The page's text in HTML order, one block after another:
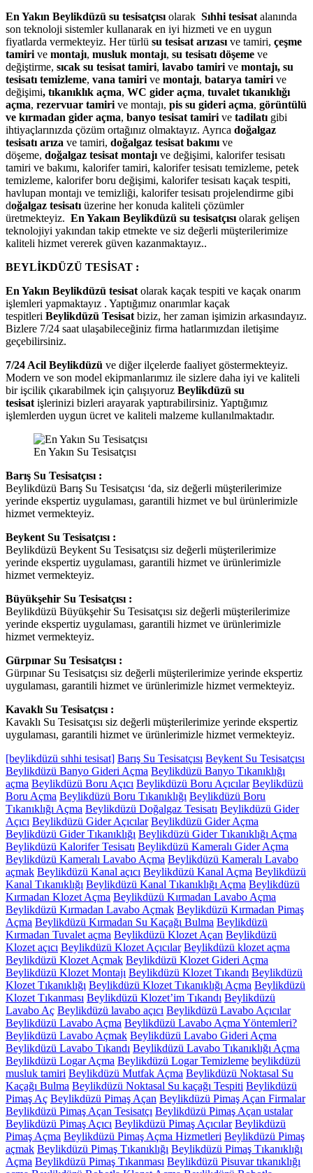
En Yakın Beylikdüzü su tesisatçısıolarak Sıhhi tesisatalanında
son teknoloji sistemler kullanarak en iyi hizmeti ve en uygun
fiyatlarda vermekteyiz. Her türlü su tesisat arızasıve tamiri, çeşme
tamirive montajı, musluk montajı, su tesisatı döşeme ve
değiştirme, sıcak su tesisat tamiri, lavabo tamirive montajı, su
tesisatı temizleme, vana tamirive montajı, batarya tamirive
değişimi, tıkanıklık açma, WC gider açma, tuvalet tıkanıklığı
açma, rezervuar tamirive montajı, pis su gideri açma, görüntülü
ve kırmadan gider açma, banyo tesisat tamirive tadilatıgibi
ihtiyaçlarınızda çözüm ortağınız olmaktayız. Ayrıca doğalgaz
tesisatı arıza ve tamiri, doğalgaz tesisat bakımıve
döşeme, doğalgaz tesisat montajıve değişimi, kalorifer tesisatı
tamiri ve bakımı, kalorifer tamiri, kalorifer tesisatı temizleme, petek
temizleme, kalorifer boru değişimi, kalorifer tesisatı kaçak tespiti,
havlupan montajı ve temizliği, kalorifer tesisatı projelendirme gibi
doğalgaz tesisatıüzerine her konuda kaliteli çözümler
üretmekteyiz. En Yakaın Beylikdüzü su tesisatçısıolarak gelişen
teknolojiyi yakından takip etmekte ve siz değerli müşterilerimize
kaliteli hizmet vererek güven kazanmaktayız..
BEYLİKDÜZÜ TESİSAT :
En Yakın Beylikdüzü tesisatolarak kaçak tespiti ve kaçak onarım
işlemleri yapmaktayız . Yaptığımız onarımlar kaçak
tespitleri Beylikdüzü Tesisatbiziz, her zaman işimizin arkasındayız.
Bizlere 7/24 saat ulaşabileceğiniz firma hatlarımızdan iletişime
geçebilirsiniz.
7/24 Acil Beylikdüzü ve diğer ilçelerde faaliyet göstermekteyiz.
Modern ve son model ekipmanlarımız ile sizlere daha iyi ve kaliteli
bir işcilik çıkarabilmek için çalışıyoruz Beylikdüzü su
tesisatişlerinizi bizleri arayarak yaptırabilirsiniz. Yaptığımız
işlemlerden uygun ücret ve kaliteli malzeme kullanılmaktadır.
En Yakın Su Tesisatçısı
Barış Su Tesisatçısı :
Beylikdüzü Barış Su Tesisatçısı ‘da, siz değerli müşterilerimize
yerinde ekspertiz uygulaması, garantili hizmet ve bul ürünlerimizle
hizmet vermekteyiz.
Beykent Su Tesisatçısı :
Beylikdüzü Beykent Su Tesisatçısı siz değerli müşterilerimize
yerinde ekspertiz uygulaması, garantili hizmet ve ürünlerimizle
hizmet vermekteyiz.
Büyükşehir Su Tesisatçısı :
Beylikdüzü Büyükşehir Su Tesisatçısı siz değerli müşterilerimize
yerinde ekspertiz uygulaması, garantili hizmet ve ürünlerimizle
hizmet vermekteyiz.
Gürpınar Su Tesisatçısı :
Gürpınar Su Tesisatçısı siz değerli müşterilerimize yerinde ekspertiz
uygulaması, garantili hizmet ve ürünlerimizle hizmet vermekteyiz.
Kavaklı Su Tesisatçısı :
Kavaklı Su Tesisatçısı siz değerli müşterilerimize yerinde ekspertiz
uygulaması, garantili hizmet ve ürünlerimizle hizmet vermekteyiz.
[beylikdüzü sıhhi tesisat] Barış Su Tesisatçısı Beykent Su Tesisatçısı
Beylikdüzü Banyo Gideri Açma Beylikdüzü Banyo Tıkanıklığı
açma Beylikdüzü Boru Açıcı Beylikdüzü Boru Açıcılar Beylikdüzü
Boru Açma Beylikdüzü Boru Tıkanıklığı Beylikdüzü Boru
Tıkanıklığı Açma Beylikdüzü Doğalgaz Tesisatı Beylikdüzü Gider
Açıcı Beylikdüzü Gider Açıcılar Beylikdüzü Gider Açma
Beylikdüzü Gider Tıkanıklığı Beylikdüzü Gider Tıkanıklığı Açma
Beylikdüzü Kalorifer Tesisatı Beylikdüzü Kameralı Gider Açma
Beylikdüzü Kameralı Lavabo Açma Beylikdüzü Kameralı Lavabo
açmak Beylikdüzü Kanal açıcı Beylikdüzü Kanal Açma Beylikdüzü
Kanal Tıkanıklığı Beylikdüzü Kanal Tıkanıklığı Açma Beylikdüzü
Kırmadan Klozet Açma Beylikdüzü Kırmadan Lavabo Açma
Beylikdüzü Kırmadan Lavabo Açmak Beylikdüzü Kırmadan Pimaş
Açma Beylikdüzü Kırmadan Su Kaçağı Bulma Beylikdüzü
Kırmadan Tuvalet açma Beylikdüzü Klozet Açan Beylikdüzü
Klozet açıcı Beylikdüzü Klozet Açıcılar Beylikdüzü klozet açma
Beylikdüzü Klozet Açmak Beylikdüzü Klozet Gideri Açma
Beylikdüzü Klozet Montajı Beylikdüzü Klozet Tıkandı Beylikdüzü
Klozet Tıkanıklığı Beylikdüzü Klozet Tıkanıklığı Açma Beylikdüzü
Klozet Tıkanması Beylikdüzü Klozet’im Tıkandı Beylikdüzü
Lavabo Aç Beylikdüzü lavabo açıcı Beylikdüzü Lavabo Açıcılar
Beylikdüzü Lavabo Açma Beylikdüzü Lavabo Açma Yöntemleri?
Beylikdüzü Lavabo Açmak Beylikdüzü Lavabo Gideri Açma
Beylikdüzü Lavabo Tıkandı Beylikdüzü Lavabo Tıkanıklığı Açma
Beylikdüzü Logar Açma Beylikdüzü Logar Temizleme beylikdüzü
musluk tamiri Beylikdüzü Mutfak Açma Beylikdüzü Noktasal Su
Kaçağı Bulma Beylikdüzü Noktasal Su kaçağı Tespiti Beylikdüzü
Pimaş Aç Beylikdüzü Pimaş Açan Beylikdüzü Pimaş Açan Firmalar
Beylikdüzü Pimaş Açan Tesisatçı Beylikdüzü Pimaş Açan ustalar
Beylikdüzü Pimaş Açıcı Beylikdüzü Pimaş Açıcılar Beylikdüzü
Pimaş Açma Beylikdüzü Pimaş Açma Hizmetleri Beylikdüzü Pimaş
açmak Beylikdüzü Pimaş Tıkanıklığı Beylikdüzü Pimaş Tıkanıklığı
Açma Beylikdüzü Pimaş Tıkanması Beylikdüzü Pisuvar tıkanıklığı